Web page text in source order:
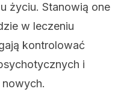
życiu. Stanowią one
w leczeniu
kontrolować
i